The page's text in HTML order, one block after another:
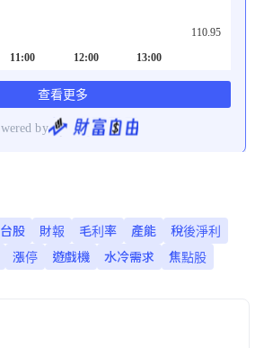
台股 財報 毛利率 產能
稅後淨利
漲停 遊戲機 水冷需求 焦點股